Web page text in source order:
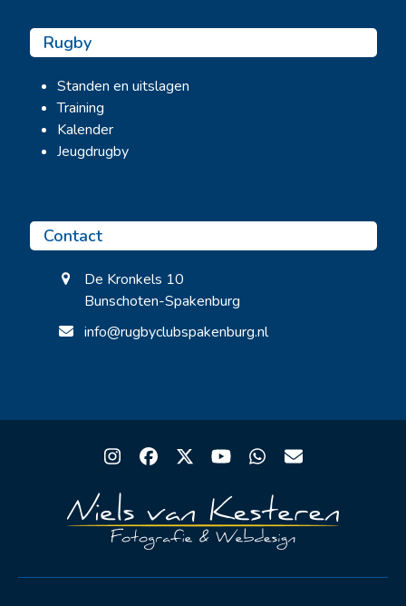
Rugby
Standen en uitslagen
Training
Kalender
Jeugdrugby
Contact
De Kronkels 10
Bunschoten-Spakenburg
info@rugbyclubspakenburg.nl
Instagram
Facebook
TwitterYouTubeWhatsapp
Email